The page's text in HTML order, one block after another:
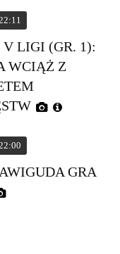
LIGI (GR. 1):
WCIĄŻ Z
GRA